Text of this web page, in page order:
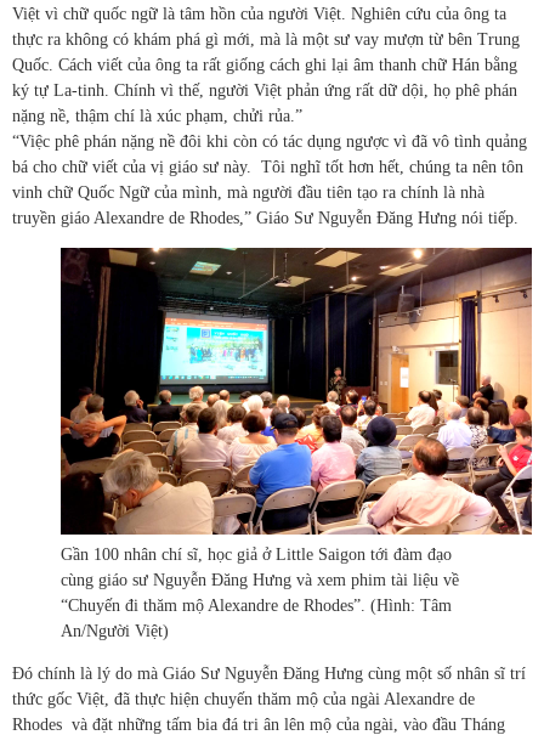
Việt vì chữ quốc ngữ là tâm hồn của người Việt. Nghiên cứu của ông ta
thực ra không có khám phá gì mới, mà là một sư vay mượn từ bên Trung
Quốc. Cách viết của ông ta rất giống cách ghi lại âm thanh chữ Hán bằng
ký tự La-tinh. Chính vì thế, người Việt phản ứng rất dữ dội, họ phê phán
nặng nề, thậm chí là xúc phạm, chửi rủa.”
“Việc phê phán nặng nề đôi khi còn có tác dụng ngược vì đã vô tình quảng
bá cho chữ viết của vị giáo sư này. Tôi nghĩ tốt hơn hết, chúng ta nên tôn
vinh chữ Quốc Ngữ của mình, mà người đầu tiên tạo ra chính là nhà
truyền giáo Alexandre de Rhodes,” Giáo Sư Nguyễn Đăng Hưng nói tiếp.
Gần 100 nhân chí sĩ, học giả ở Little Saigon tới đàm đạo
cùng giáo sư Nguyễn Đăng Hưng và xem phim tài liệu về
“Chuyến đi thăm mộ Alexandre de Rhodes”. (Hình: Tâm
An/Người Việt)
Đó chính là lý do mà Giáo Sư Nguyễn Đăng Hưng cùng một số nhân sĩ trí
thức gốc Việt, đã thực hiện chuyến thăm mộ của ngài Alexandre de
Rhodes và đặt những tấm bia đá tri ân lên mộ của ngài, vào đầu Tháng